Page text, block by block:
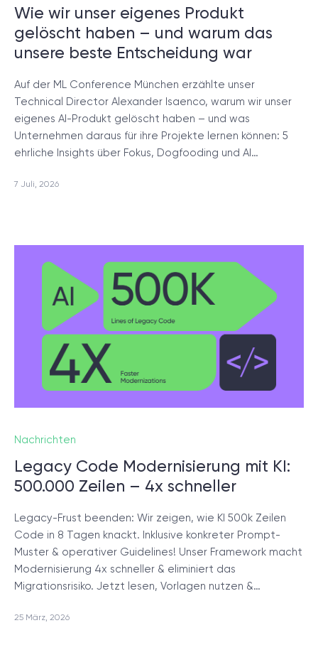
Wie wir unser eigenes Produkt
gelöscht haben – und warum das
unsere beste Entscheidung war
Auf der ML Conference München erzählte unser
Technical Director Alexander Isaenco, warum wir unser
eigenes AI-Produkt gelöscht haben – und was
Unternehmen daraus für ihre Projekte lernen können: 5
ehrliche Insights über Fokus, Dogfooding und AI…
7 Juli, 2026
Nachrichten
Legacy Code Modernisierung mit KI:
500.000 Zeilen – 4x schneller
Legacy-Frust beenden: Wir zeigen, wie KI 500k Zeilen
Code in 8 Tagen knackt. Inklusive konkreter Prompt-
Muster & operativer Guidelines! Unser Framework macht
Modernisierung 4x schneller & eliminiert das
Migrationsrisiko. Jetzt lesen, Vorlagen nutzen &…
25 März, 2026
DISCOVERY-SESSION STARTEN
/ Blog
English (UK)
Deutsch
Dansk
English
© 2000 – 2026 WaveAccess
, All Rights Reserved.
Cookie-Erklärung